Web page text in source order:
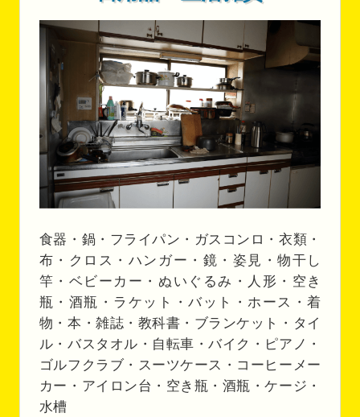
食器・鍋・フライパン・ガスコンロ・衣類・
布・クロス・ハンガー・鏡・姿見・物干し
竿・ベビーカー・ぬいぐるみ・人形・空き
瓶・酒瓶・ラケット・バット・ホース・着
物・本・雑誌・教科書・ブランケット・タイ
ル・バスタオル・自転車・バイク・ピアノ・
ゴルフクラブ・スーツケース・コーヒーメー
カー・アイロン台・空き瓶・酒瓶・ケージ・
水槽